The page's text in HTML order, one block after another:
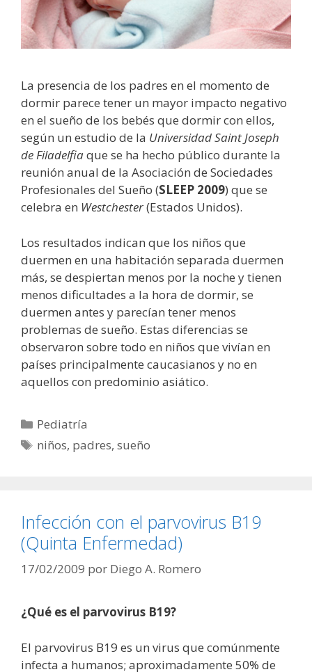
La presencia de los padres en el momento de
dormir parece tener un mayor impacto negativo
en el sueño de los bebés que dormir con ellos,
según un estudio de la Universidad Saint Joseph
de Filadelfiaque se ha hecho público durante la
reunión anual de la Asociación de Sociedades
Profesionales del Sueño (SLEEP 2009) que se
celebra en Westchester(Estados Unidos).
Los resultados indican que los niños que
duermen en una habitación separada duermen
más, se despiertan menos por la noche y tienen
menos dificultades a la hora de dormir, se
duermen antes y parecían tener menos
problemas de sueño. Estas diferencias se
observaron sobre todo en niños que vivían en
países principalmente caucasianos y no en
aquellos con predominio asiático.
Categorías
Pediatría
Etiquetas
niños, padres,sueño
Infección con el parvovirus B19
(Quinta Enfermedad)
17/02/2009 por Diego A. Romero
¿Qué es el parvovirus B19?
El parvovirus B19 es un virus que comúnmente
infecta a humanos; aproximadamente 50% de